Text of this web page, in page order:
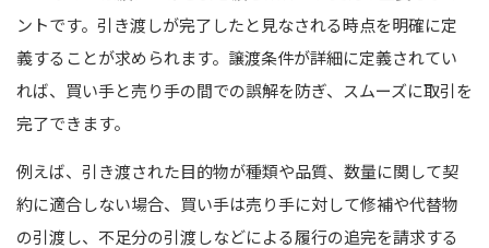
ントです。引き渡しが完了したと見なされる時点を明確に定
義することが求められます。 譲渡条件が詳細に定義されてい
れば、買い手と売り手の間での誤解を防ぎ、スムーズに取引を
完了できます。
例えば、引き渡された目的物が種類や品質、数量に関して契
約に適合しない場合、買い手は売り手に対して修補や代替物
の引渡し、不足分の引渡しなどによる履行の追完を請求する